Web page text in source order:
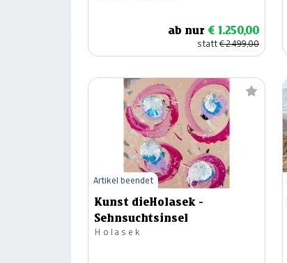
ab nur € 1.250,00
statt€ 2.499,00
Kunst dieHolasek -
Sehnsuchtsinsel
Holasek
Artikel beendet